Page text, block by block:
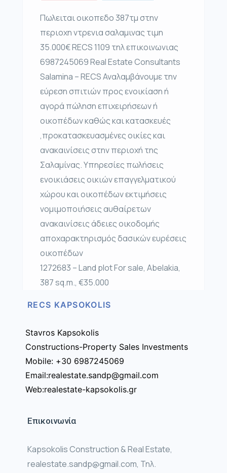
Πωλειται οικοπεδο 387τμ στην
περιοχη ντρενια σαλαμινας τιμη
35.000€ RECS 1109 τηλ επικοινωνιας
6987245069 Real Estate Consultants
Salamina – RECS Αναλαμβάνουμε την
εύρεση σπιτιών προς ενοικίαση ή
αγορά πώληση επιχειρήσεων ή
οικοπέδων καθώς και κατασκευές
,προκατασκευασμένες οικίες και
ανακαινίσεις στην περιοχή της
Σαλαμίνας. Υπηρεσίες πωλήσεις
ενοικιάσεις οικιών επαγγελματικού
χώρου και οικοπέδων εκτιμήσεις
νομιμοποιήσεις αυθαίρετων
ανακαινίσεις άδειες οικοδομής
αποχαρακτηρισμός δασικών ευρέσεις
οικοπέδων
1272683 – Land plot For sale, Abelakia,
387 sq.m., €35.000
RECS KAPSOKOLIS
Stavros Kapsokolis
Constructions-Property Sales Investments
Mobile: +30 6987245069
Email:realestate.sandp@gmail.com
Web:realestate-kapsokolis.gr
Επικοινωνία
Kapsokolis Construction & Real Estate,
realestate.sandp@gmail.com, Τηλ.